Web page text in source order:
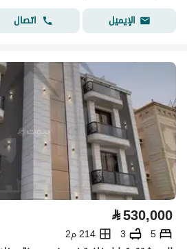
الإيميل
اتصال
⃁530,000
5
3
214 م2